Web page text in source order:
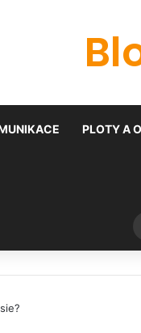
PLOTY A